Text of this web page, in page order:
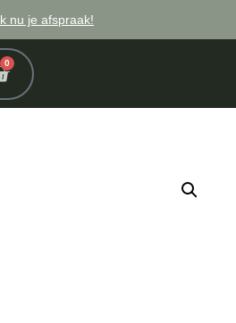
nu je afspraak!
0